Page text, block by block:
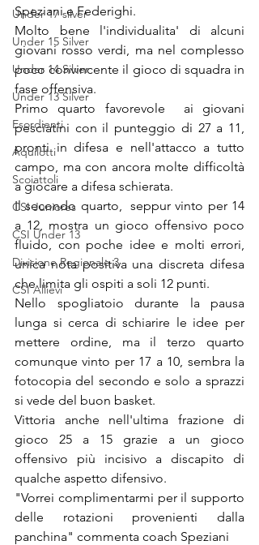
Under 17 silver
Under 15 Silver
Under 14 Silver
Under 13 Silver
Esordienti
Aquilotti
Scoiattoli
CSI Juniores
CSI Under 13
Divisione Regionale 3
CSI Allievi
Speziani e Federighi.
Molto bene l'individualita' di alcuni
giovani rosso verdi, ma nel complesso
poco convincente il gioco di squadra in
fase offensiva.
Primo quarto favorevole  ai giovani
pesciatini con il punteggio di 27 a 11,
pronti in difesa e nell'attacco a tutto
campo, ma con ancora molte difficoltà
a giocare a difesa schierata.
Il secondo quarto,  seppur vinto per 14
a 12, mostra un gioco offensivo poco
fluido, con poche idee e molti errori,
unica nota positiva una discreta difesa
che limita gli ospiti a soli 12 punti.
Nello spogliatoio durante la pausa
lunga si cerca di schiarire le idee per
mettere ordine, ma il terzo quarto
comunque vinto per 17 a 10, sembra la
fotocopia del secondo e solo a sprazzi
si vede del buon basket.
Vittoria anche nell'ultima frazione di
gioco 25 a 15 grazie a un gioco
offensivo più incisivo a discapito di
qualche aspetto difensivo.
"Vorrei complimentarmi per il supporto
delle rotazioni provenienti dalla
panchina" commenta coach Speziani